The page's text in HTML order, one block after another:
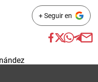
+ Seguir en